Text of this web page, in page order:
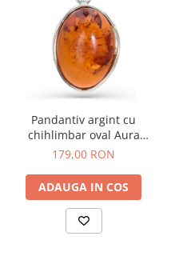
Pandantiv argint cu
chihlimbar oval Aura
Cognac
179,00 RON
ADAUGA IN COS